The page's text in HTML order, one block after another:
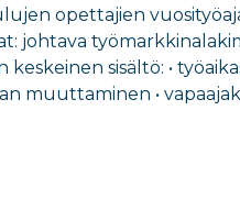
opettajien
johtava
keskeinen sisältö: •
muuttaminen •